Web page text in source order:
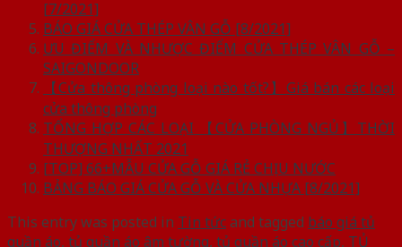
[7/2021]
BÁO GIÁ CỬA THÉP VÂN GỖ [8/2021]
ƯU ĐIỂM VÀ NHƯỢC ĐIỂM CỬA THÉP VÂN GỖ –
SAIGONDOOR
【Cửa thông phòng loại nào tốt?】Giá bán các loại
cửa thông phòng
TỔNG HỢP CÁC LOẠI 【CỬA PHÒNG NGỦ】THỜI
THƯỢNG NHẤT 2021
[TOP] 66+MẪU CỬA GỖ GIÁ RẺ CHỊU NƯỚC
BẢNG BÁO GIÁ CỬA GỖ VÀ CỬA NHỰA [8/2021]
This entry was posted in Tin tứcand tagged báo giá tủ
quần áo, tủ quần áo âm tường, tủ quần áo cao cấp, TỦ